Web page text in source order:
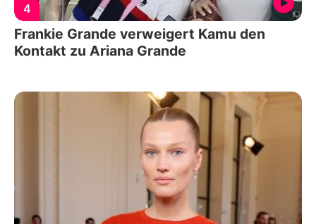
4
Frankie Grande verweigert Kamu den
Kontakt zu Ariana Grande